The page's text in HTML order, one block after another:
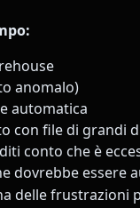
anomalo)
automatica
con file di grandi
conto che è
dovrebbe essere
delle frustrazioni